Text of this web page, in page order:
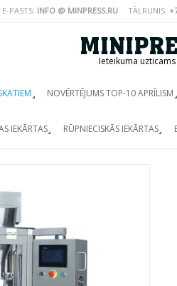
E-PASTS: INFO @ MINPRESS.RU TĀLRUNIS:
Ieteikuma
NOVĒRTĒJUMS TOP-10 APRĪLISM
IEKĀRTAS RŪPNIECISKĀS IEKĀRTAS